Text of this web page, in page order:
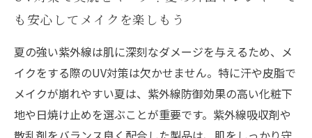
も安心してメイクを楽しもう
夏の強い紫外線は肌に深刻なダメージを与えるため、メ
イクをする際のUV対策は欠かせません。特に汗や皮脂で
メイクが崩れやすい夏は、紫外線防御効果の高い化粧下
地や日焼け止めを選ぶことが重要です。紫外線吸収剤や